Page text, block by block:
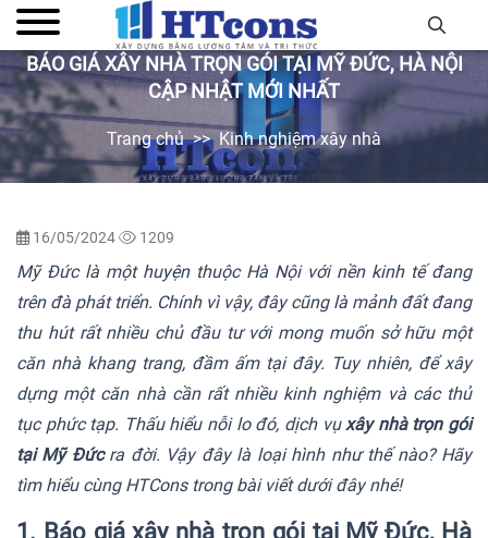
BÁO GIÁ XÂY NHÀ TRỌN GÓI TẠI MỸ ĐỨC, HÀ NỘI
CẬP NHẬT MỚI NHẤT
Trang chủ Kinh nghiệm xây nhà
16/05/2024 1209
Mỹ Đức là một huyện thuộc Hà Nội với nền kinh tế đang
trên đà phát triển. Chính vì vậy, đây cũng là mảnh đất đang
thu hút rất nhiều chủ đầu tư với mong muốn sở hữu một
căn nhà khang trang, đầm ấm tại đây. Tuy nhiên, để xây
dựng một căn nhà cần rất nhiều kinh nghiệm và các thủ
tục phức tạp. Thấu hiểu nỗi lo đó, dịch vụxây nhà trọn gói
tại Mỹ Đứcra đời. Vậy đây là loại hình như thế nào? Hãy
tìm hiểu cùng HTCons trong bài viết dưới đây nhé!
1. Báo giá xây nhà trọn gói tại Mỹ Đức, Hà